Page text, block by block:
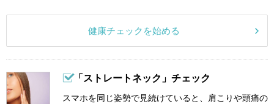
健康チェックを始める
「ストレートネック」チェック
スマホを同じ姿勢で見続けていると、肩こりや頭痛の